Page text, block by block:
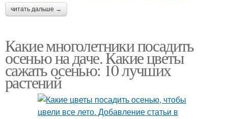
читать дальше →
Какие многолетники посадить
осенью на даче. Какие цветы
сажать осенью: 10 лучших
растений